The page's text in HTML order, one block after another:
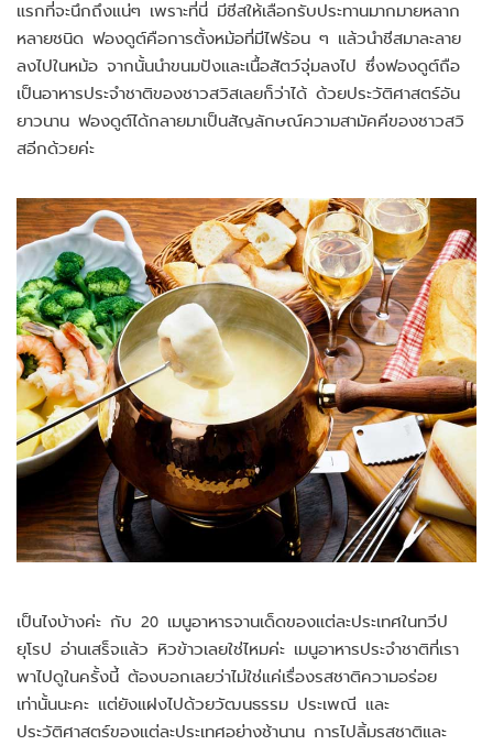
แรกที่จะนึกถึงแน่ๆ เพราะที่นี่ มีชีสให้เลือกรับประทานมากมายหลาก
หลายชนิด ฟองดูต์คือการตั้งหม้อที่มีไฟร้อน ๆ แล้วนำชีสมาละลาย
ลงไปในหม้อ จากนั้นนำขนมปังและเนื้อสัตว์จุ่มลงไป ซึ่งฟองดูต์ถือ
เป็นอาหารประจำชาติของชาวสวิสเลยก็ว่าได้ ด้วยประวัติศาสตร์อัน
ยาวนาน ฟองดูต์ได้กลายมาเป็นสัญลักษณ์ความสามัคคีของชาวสวิ
สอีกด้วยค่ะ
เป็นไงบ้างค่ะ กับ 20 เมนูอาหารจานเด็ดของแต่ละประเทศในทวีป
ยุโรป อ่านเสร็จแล้ว หิวข้าวเลยใช่ไหมค่ะ เมนูอาหารประจำชาติที่เรา
พาไปดูในครั้งนี้ ต้องบอกเลยว่าไม่ใช่แค่เรื่องรสชาติความอร่อย
เท่านั้นนะคะ แต่ยังแฝงไปด้วยวัฒนธรรม ประเพณี และ
ประวัติศาสตร์ของแต่ละประเทศอย่างช้านาน การไปลิ้มรสชาติและ